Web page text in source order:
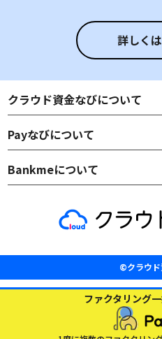
ファクタリング
詳しく
クラウド資金なびについて
Payなびについて
Bankmeについて
©クラウド